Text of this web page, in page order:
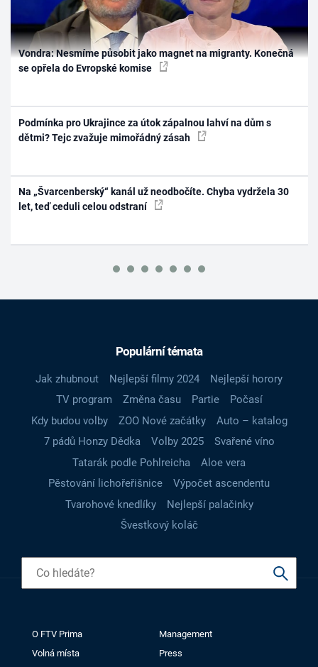
Vondra: Nesmíme působit jako magnet na migranty. Konečná
se opřela do Evropské komise
Podmínka pro Ukrajince za útok zápalnou lahví na dům s
dětmi? Tejc zvažuje mimořádný zásah
Na „Švarcenberský“ kanál už neodbočíte. Chyba vydržela 30
let, teď ceduli celou odstraní
Populární témata
Jak zhubnout Nejlepší filmy 2024
Nejlepší horory
TV program
Změna času Partie
Počasí
Kdy budou volby
ZOO Nové začátky
Auto – katalog
7 pádů Honzy Dědka
Volby 2025
Svařené víno
Tatarák podle Pohlreicha
Aloe vera
Pěstování lichořeřišnice
Výpočet ascendentu
Tvarohové knedlíky
Nejlepší palačinky
Švestkový koláč
O FTV Prima
Management
Volná místa
Press